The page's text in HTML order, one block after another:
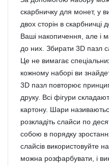
скарбничку для монет, у
двох сторін в скарбничці
Ваші накопичення, але і
до них. Збирати 3D пазл
Це не вимагає
кожному наборі ви
3D пазл повторює
друку. Всі фігури
картону. Шари
розкладіть слайси по
собою в порядку
слайсів використовуйте
можна розфарбувати, і